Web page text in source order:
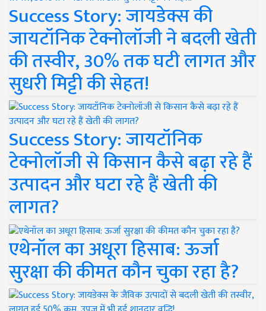
Success Story: जायडेक्स की
जायटॉनिक टेक्नोलॉजी ने बदली खेती
की तस्वीर, 30% तक घटी लागत और
सुधरी मिट्टी की सेहत!
Success Story: जायटॉनिक
टेक्नोलॉजी से किसान कैसे बढ़ा रहे हैं
उत्पादन और घटा रहे हैं खेती की
लागत?
एथेनॉल का अधूरा हिसाब: ऊर्जा
सुरक्षा की कीमत कौन चुका रहा है?